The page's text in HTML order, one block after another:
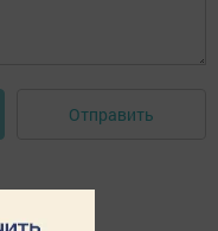
Отправить